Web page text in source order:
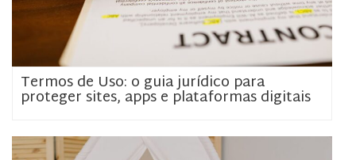
Termos de Uso: o guia jurídico para
proteger sites, apps e plataformas digitais